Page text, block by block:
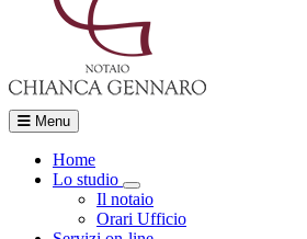
Menu
Home
Lo studio
Toggle Dropdown
Il notaio
Orari Ufficio